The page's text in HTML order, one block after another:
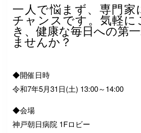
一人で悩まず、専門家
チャンスです。気軽に
き、健康な毎日への第
ませんか？
◆開催日時
令和7年5月31日(土) 13:00～14:00
◆会場
神戸朝日病院 1Fロビー